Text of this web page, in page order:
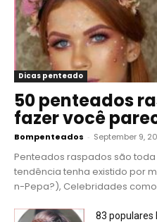
Dicas penteado
50 penteados
fazer você
Bompenteados - September 9,
Penteados raspados são
tendência tenha existido por
n-Pepa?), Celebridades como
83 populares